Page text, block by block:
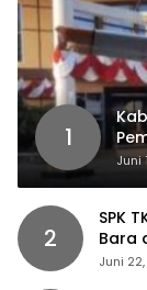
1
Juni
2
SPK
Bara
Juni